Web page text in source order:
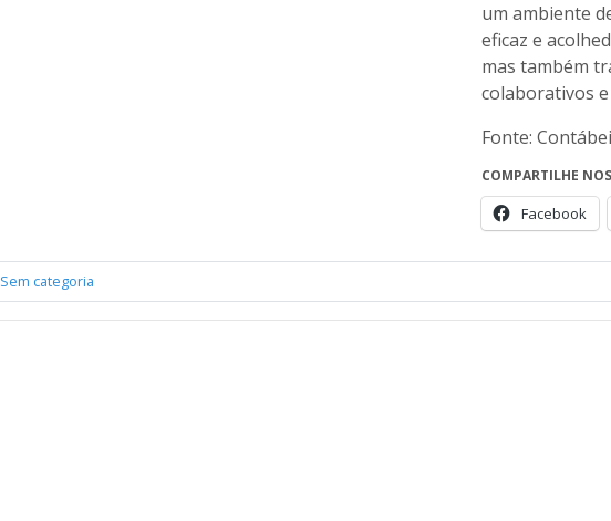
um ambiente
eficaz e
mas também
colaborativos
Fonte:
COMPARTILHE
Facebook
Sem categoria